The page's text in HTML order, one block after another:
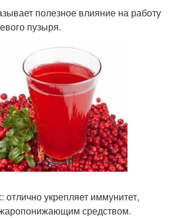
полезное влияние на работу
пузыря.
укрепляет иммунитет,
средством.